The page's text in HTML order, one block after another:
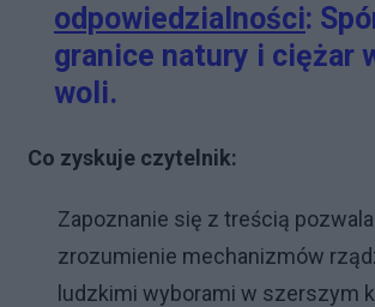
odpowiedzialności:
granice natury i ciężar
woli.
Co zyskuje czytelnik:
Zapoznanie się z treścią pozwala
zrozumienie mechanizmów
ludzkimi wyborami w szerszym